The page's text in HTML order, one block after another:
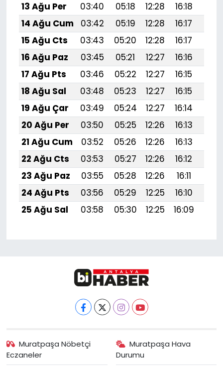
13 Ağu Per
03:40 05:18 12:28 16:18
14 Ağu Cum
03:42 05:19 12:28 16:17
15 Ağu Cts
03:43 05:20 12:28 16:17
16 Ağu Paz
03:45 05:21 12:27 16:16
17 Ağu Pts
03:46 05:22 12:27 16:15
18 Ağu Sal
03:48 05:23 12:27 16:15
19 Ağu Çar
03:49 05:24 12:27 16:14
20 Ağu Per
03:50 05:25 12:26 16:13
21 Ağu Cum
03:52 05:26 12:26 16:13
22 Ağu Cts
03:53 05:27 12:26 16:12
23 Ağu Paz
03:55 05:28 12:26 16:11
24 Ağu Pts
03:56 05:29 12:25 16:10
25 Ağu Sal
03:58 05:30 12:25 16:09
Muratpaşa Nöbetçi
Eczaneler
Muratpaşa Hava
Durumu